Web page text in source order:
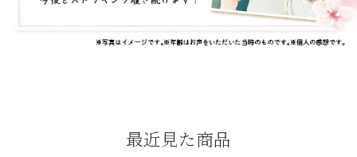
最近見た商品